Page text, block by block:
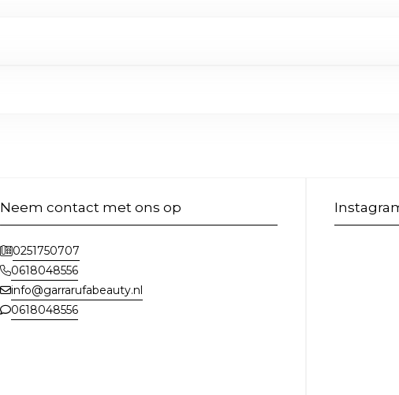
Neem contact met ons op
0251750707
0618048556
info@garrarufabeauty.nl
0618048556